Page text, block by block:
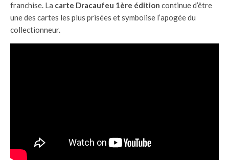
franchise. La carte Dracaufeu 1ère édition continue d’être
une des cartes les plus prisées et symbolise l’apogée du
collectionneur.